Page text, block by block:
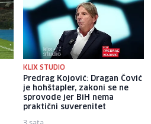
KLIX STUDIO
Predrag Kojović: Dragan Čović
je hohštapler, zakoni se ne
sprovode jer BiH nema
praktični suverenitet